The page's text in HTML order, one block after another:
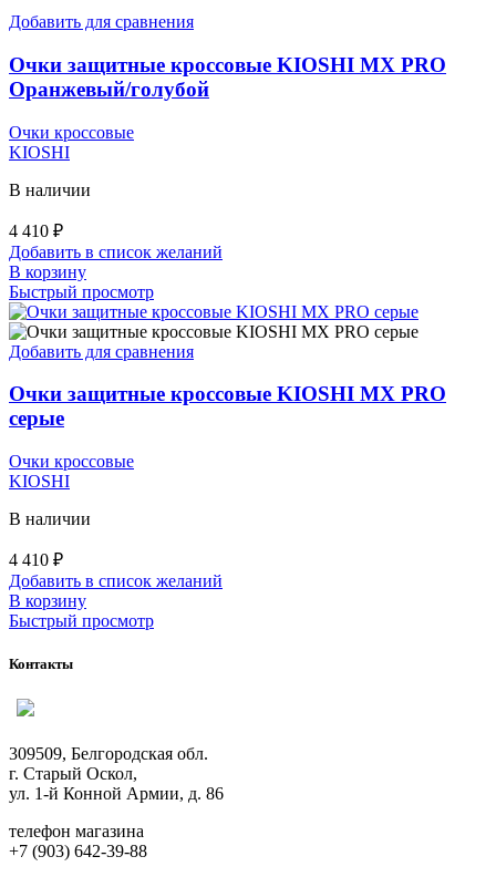
Добавить для сравнения
Очки защитные кроссовые KIOSHI MX PRO
Оранжевый/голубой
Очки кроссовые
KIOSHI
В наличии
4 410 ₽
Добавить в список желаний
В корзину
Быстрый просмотр
Добавить для сравнения
Очки защитные кроссовые KIOSHI MX PRO
серые
Очки кроссовые
KIOSHI
В наличии
4 410 ₽
Добавить в список желаний
В корзину
Быстрый просмотр
Контакты
309509, Белгородская обл.
г. Старый Оскол,
ул. 1-й Конной Армии, д. 86
телефон магазина
+7 (903) 642-39-88